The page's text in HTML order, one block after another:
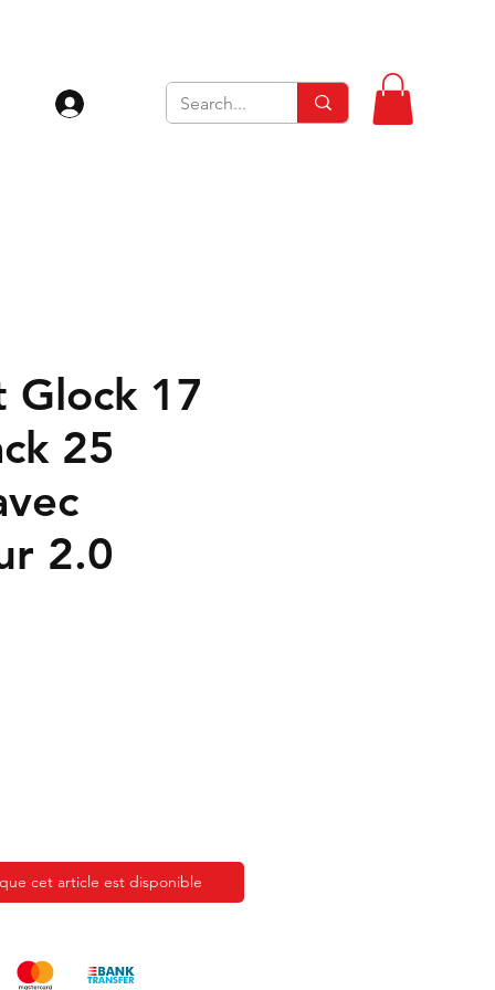
Se connecter
Glock 17
25
2.0
cet article est disponible